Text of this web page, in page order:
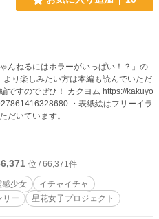
んねるにはホラーがいっぱい！？」の
より楽しみたい方は本編も読んでいただ
！ カクヨム https://kakuyo
・表紙絵はフリーイラ
だいています。
位 / 66,371件
感少女
イチャイチャ
リー 星花女子プロジェクト